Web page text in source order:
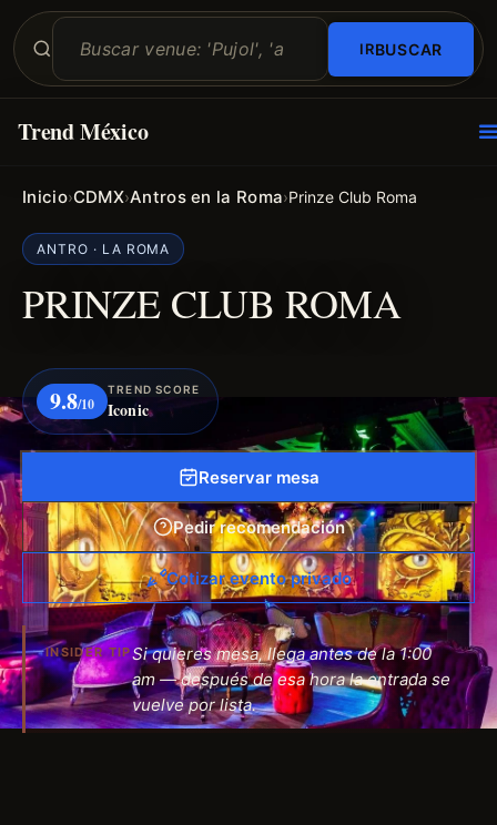
BUSCAR
Trend México
Inicio›CDMX›Antros en la Roma›Prinze Club Roma
ANTRO · LA ROMA
PRINZE CLUB ROMA
9.8/10
TREND SCORE
Iconic
Reservar mesa
Pedir recomendación
Cotizar evento privado
INSIDER TIPSi quieres mesa, llega antes de la 1:00
am — después de esa hora la entrada se
vuelve por lista.